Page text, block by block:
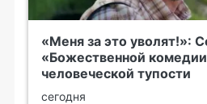
«Меня за это уволят!»:
«Божественной
человеческой тупости
сегодня